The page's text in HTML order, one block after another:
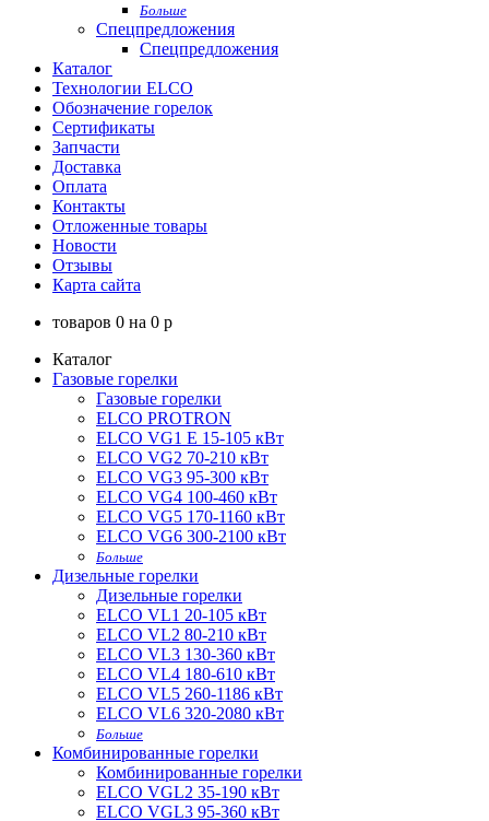
Больше
Спецпредложения
Спецпредложения
Каталог
Технологии ELCO
Обозначение горелок
Сертификаты
Запчасти
Доставка
Оплата
Контакты
Отложенные товары
Новости
Отзывы
Карта сайта
товаров 0 на 0 p
Каталог
Газовые горелки
Газовые горелки
ELCO PROTRON
ELCO VG1 E 15-105 кВт
ELCO VG2 70-210 кВт
ELCO VG3 95-300 кВт
ELCO VG4 100-460 кВт
ELCO VG5 170-1160 кВт
ELCO VG6 300-2100 кВт
Больше
Дизельные горелки
Дизельные горелки
ELCO VL1 20-105 кВт
ELCO VL2 80-210 кВт
ELCO VL3 130-360 кВт
ELCO VL4 180-610 кВт
ELCO VL5 260-1186 кВт
ELCO VL6 320-2080 кВт
Больше
Комбинированные горелки
Комбинированные горелки
ELCO VGL2 35-190 кВт
ELCO VGL3 95-360 кВт